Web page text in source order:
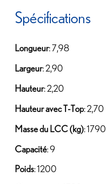
Spécifications
Longueur: 7,98
Largeur: 2,90
Hauteur: 2,20
Hauteur avec T-Top: 2,70
Masse du LCC (kg): 1790
Capacité: 9
Poids: 1200